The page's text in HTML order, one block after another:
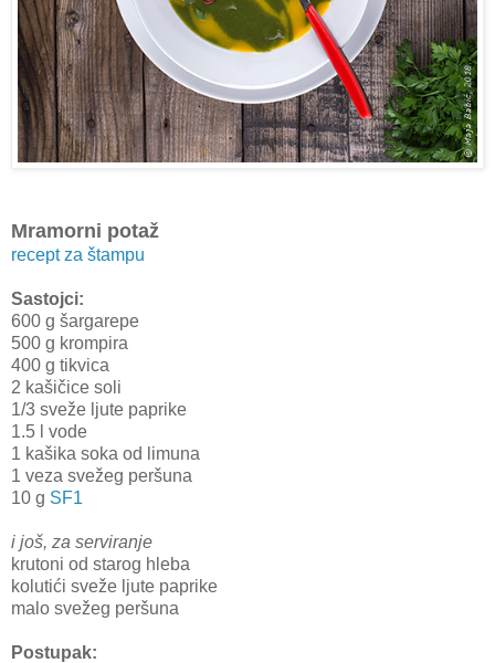
Mramorni potaž
recept za štampu
Sastojci:
600 g šargarepe
500 g krompira
400 g tikvica
2 kašičice soli
1/3 sveže ljute paprike
1.5 l vode
1 kašika soka od limuna
1 veza svežeg peršuna
10 g SF1
i još, za serviranje
krutoni od starog hleba
kolutići sveže ljute paprike
malo svežeg peršuna
Postupak: